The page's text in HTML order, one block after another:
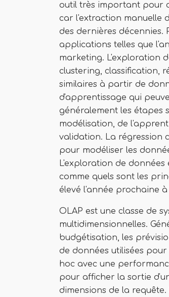
outil très important pour
car l'extraction manuelle
des dernières décennies.
applications telles que
marketing. L'exploration
clustering, classification,
similaires à partir de
d'apprentissage qui
généralement les étapes
modélisation, de
validation. La régression
pour modéliser les
L'exploration de
comme quels sont les
élevé l'année prochaine à
OLAP est une classe de
multidimensionnelles.
budgétisation, les
de données utilisées
hoc avec une
pour afficher la sortie
dimensions de la